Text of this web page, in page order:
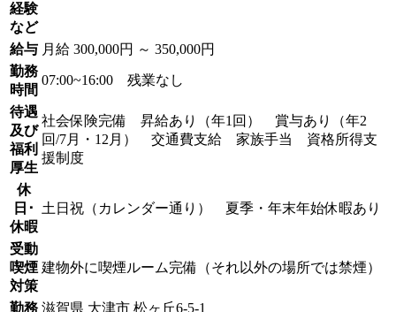
経験
など
給与 月給 300,000円 ～ 350,000円
勤務
時間
07:00~16:00 残業なし
待遇
及び
福利
厚生
社会保険完備 昇給あり（年1回） 賞与あり（年2
回/7月・12月） 交通費支給 家族手当 資格所得支
援制度
休
日･
休暇
土日祝（カレンダー通り） 夏季・年末年始休暇あり
受動
喫煙
対策
建物外に喫煙ルーム完備（それ以外の場所では禁煙）
勤務 滋賀県 大津市 松ヶ丘6-5-1